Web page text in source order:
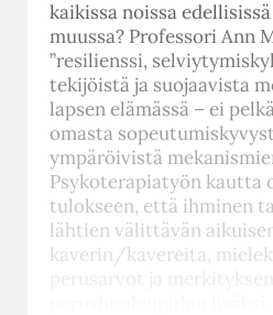
kaikissa noissa
muussa? Professori Ann
”resilienssi,
tekijöistä ja suojaavista
lapsen elämässä – ei
omasta
ympäröivistä
Psykoterapiatyön kautta
tulokseen, että ihminen
lähtien välittävän
kaverin/kavereita,
perusarvot ja